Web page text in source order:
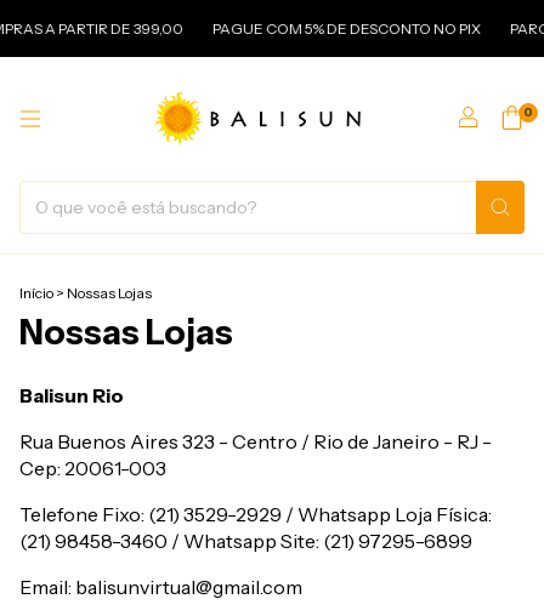
A PARTIR DE 399,00 PAGUE COM 5% DE DESCONTO NO PIX
0
Início > Nossas Lojas
Nossas Lojas
Balisun Rio
Rua Buenos Aires 323 - Centro / Rio de Janeiro - RJ -
Cep: 20061-003
Telefone Fixo: (21) 3529-2929 / Whatsapp Loja Física:
(21) 98458-3460 / Whatsapp Site: (21) 97295-6899
Email: balisunvirtual@gmail.com